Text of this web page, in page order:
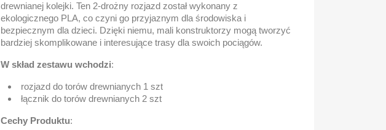
drewnianej kolejki. Ten 2-drożny rozjazd został wykonany z
ekologicznego PLA, co czyni go przyjaznym dla środowiska i
bezpiecznym dla dzieci. Dzięki niemu, mali konstruktorzy mogą tworzyć
bardziej skomplikowane i interesujące trasy dla swoich pociągów.
W skład zestawu wchodzi:
rozjazd do torów drewnianych 1 szt
łącznik do torów drewnianych 2 szt
Cechy Produktu: